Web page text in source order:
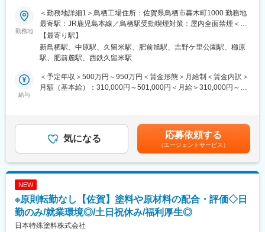
∟半日単位取得制度あり(時間単位休暇制度導入予定)
■当社の特徴：
（1）世界トップレベルの品質と実績を誇る自動車補修用塗料…自
動車補修用塗料を主力に、建築用・工業用・汎用塗料と様々な分
（2）充実した福利厚生・就業環境…住宅手当・皆勤手当・給食手
当・家族手当など、充実した手当や福利厚生を完備しておりま
高・当期純利益は安定的な収益を確保しています。また、当社の
自己資本比率でも業界平均を大きく上回っており、非常に健全な
財務体質を誇っております。
◆職務概要：
当社事業の基盤である生産、モノづくりの現場の工場において、
工場組織全体に関わる人事・労務・福利厚生業務全般を担い、企
業理念を基盤とした CSR・品質経営体質強化に貢献いただきま
す。
◆具体的な業務内容：
・採用（正社員・非正規社員の採用の企画・実施など）
・研修（新入社員研修・階層別研修などの企画実施）
・労政（労働組合との協議・調整、労働時間管理など）
あり、各工場の人事労務機能は工場の規模により異なりますが、
総合職 1～2 名、一般職 3 名程度で構成されています。（除く管
理職）
勤務地
＜勤務地詳細1＞鳥栖工場住所：佐賀県鳥栖市轟木町1000 勤務地
最寄駅：JR鹿児島本線／鳥栖駅受動喫煙対策：屋内全面禁煙＜勤
務地詳細2＞佐賀工場住所：佐賀県三養基郡上峰町堤2100 勤務地
最寄駅：JR線／佐賀駅受動喫煙対策：敷地内喫煙可能場所あり＜
勤務地詳細3＞久留米工場住所：福岡県久留米市京町105 勤務地最
の範囲：会社の定める事業所
【最寄り駅】
新鳥栖駅、中原駅、久留米駅、肥前旭駅、吉野ケ里公園駅、櫛原
駅、肥前麓駅、西鉄久留米駅
給与
＜予定年収＞500万円～950万円＜賃金形態＞月給制＜賃金内訳＞
月額（基本給）：310,000円～501,000円＜月給＞310,000円～
手当100,000円/月 を支給します◆昇給：年1回◆賞与：年2回賃
金はあくまでも目安の金額であり、選考を通じて上下する可能性
があります。月給(月額)は固定手当を含めた表記です。
気になる 応募依頼する
（エージェントサービス）
NEW
※原則転勤なし【佐賀】塗料や原材料の配合・評価◇日
勤のみ/就業環境◎/土日祝休み/福利厚生◎
日本特殊塗料株式会社